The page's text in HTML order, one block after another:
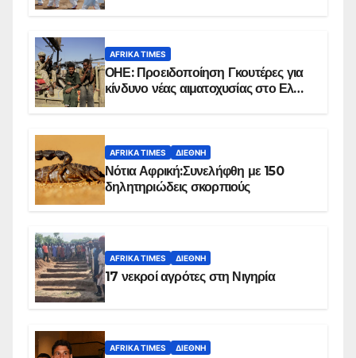
AFRIKA TIMES
ΟΗΕ: Προειδοποίηση Γκουτέρες για
κίνδυνο νέας αιματοχυσίας στο Ελ
AFRIKA TIMES ΔΙΕΘΝΉ
Νότια Αφρική:Συνελήφθη με 150
δηλητηριώδεις σκορπιούς
AFRIKA TIMES ΔΙΕΘΝΉ
17 νεκροί αγρότες στη Νιγηρία
AFRIKA TIMES ΔΙΕΘΝΉ